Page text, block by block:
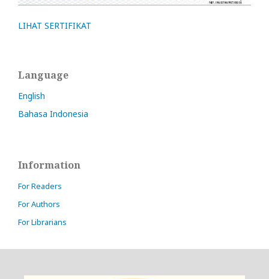
LIHAT SERTIFIKAT
Language
English
Bahasa Indonesia
Information
For Readers
For Authors
For Librarians